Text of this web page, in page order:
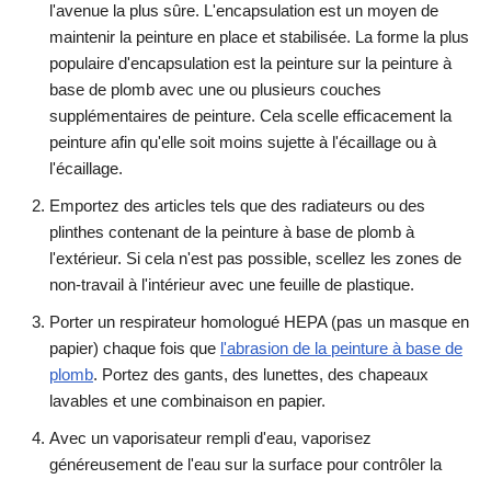
l'avenue la plus sûre. L'encapsulation est un moyen de
maintenir la peinture en place et stabilisée. La forme la plus
populaire d'encapsulation est la peinture sur la peinture à
base de plomb avec une ou plusieurs couches
supplémentaires de peinture. Cela scelle efficacement la
peinture afin qu'elle soit moins sujette à l'écaillage ou à
l'écaillage.
Emportez des articles tels que des radiateurs ou des
plinthes contenant de la peinture à base de plomb à
l'extérieur. Si cela n'est pas possible, scellez les zones de
non-travail à l'intérieur avec une feuille de plastique.
Porter un respirateur homologué HEPA (pas un masque en
papier) chaque fois que l'abrasion de la peinture à base de
plomb. Portez des gants, des lunettes, des chapeaux
lavables et une combinaison en papier.
Avec un vaporisateur rempli d'eau, vaporisez
généreusement de l'eau sur la surface pour contrôler la